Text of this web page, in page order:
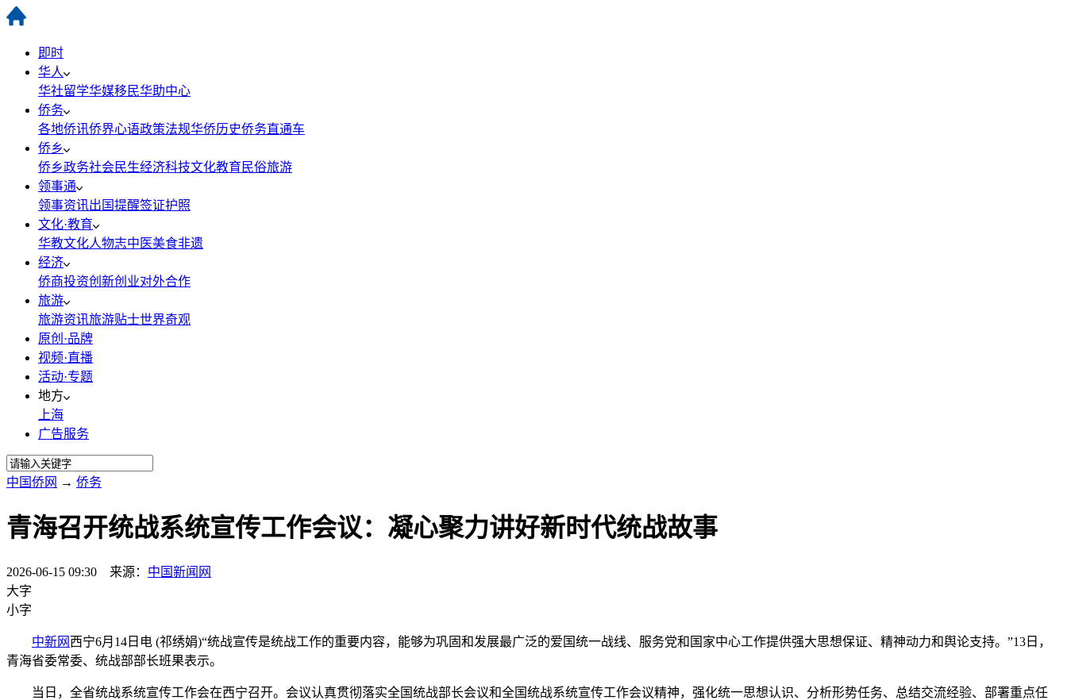
即时
华人
华社留学华媒移民华助中心
侨务
各地侨讯侨界心语政策法规华侨历史侨务直通车
侨乡
侨乡政务社会民生经济科技文化教育 民俗旅游
领事通
领事资讯出国提醒签证护照
文化·教育
华教文化人物志中医美食非遗
经济
侨商投资创新创业对外合作
旅游
旅游资讯旅游贴士世界奇观
原创·品牌
视频·直播
活动·专题
地方
上海
广告服务
中国侨网 → 侨务
青海召开统战系统宣传工作会议：凝心聚力讲好新时代统战故事
2026-06-15 09:30 来源： 中国新闻网
大字
小字
中新网 西宁6月14日电 (祁绣娟)“统战宣传是统战工作的重要内容，能够为巩固和发展最广泛的爱国统一战线、服务党和国家中心工作提供强大思想保证、精神动力和舆论支持。”13日，
青海省委常委、统战部部长班果表示。
当日，全省统战系统宣传工作会在西宁召开。会议认真贯彻落实全国统战部长会议和全国统战系统宣传工作会议精神，强化统一思想认识、分析形势任务、总结交流经验、部署重点任